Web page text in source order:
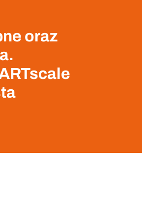
oraz